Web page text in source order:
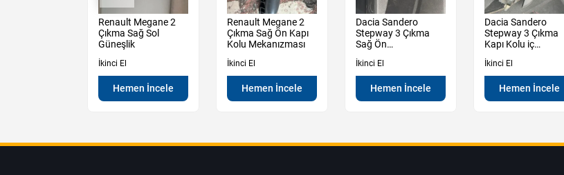
Renault Megane 2
Çıkma Sağ Sol
Güneşlik
İkinci El
Hemen İncele
Renault Megane 2
Çıkma Sağ Ön Kapı
Kolu Mekanızması
İkinci El
Hemen İncele
Dacia Sandero
Stepway 3 Çıkma
Sağ Ön
Kapı Döşemesi
İkinci El
Hemen İncele
Dacia Sandero
Stepway 3 Çıkma
Kapı Kolu iç
Mekanızması
İkinci El
Hemen İncele